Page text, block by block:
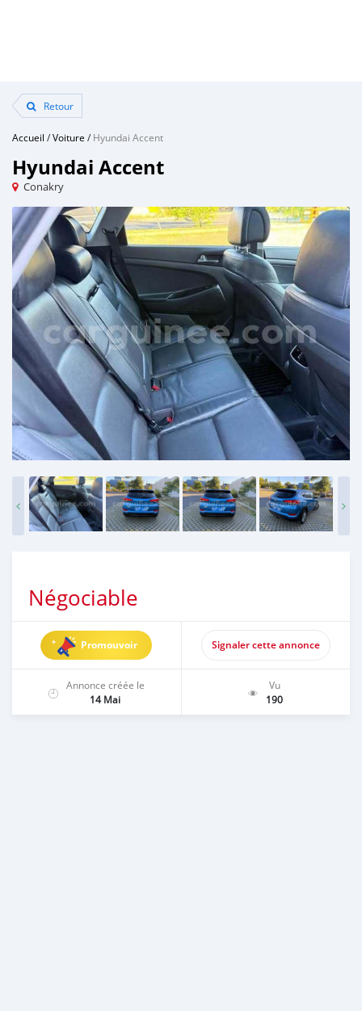
Retour
Accueil /Voiture /Hyundai Accent
Hyundai Accent
Conakry
Négociable
Promouvoir Signaler cette annonce
Annonce créée le
14 Mai
Vu
190